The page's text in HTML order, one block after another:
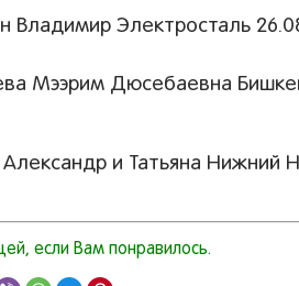
Владимир Электросталь
Мээрим Дюсебаевна Бишкек
и Татьяна Нижний
если Вам понравилось.